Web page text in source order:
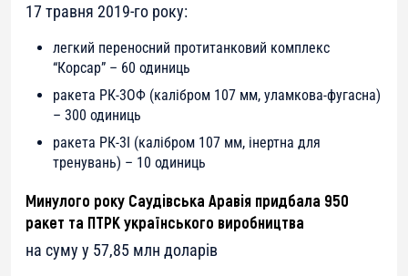
17 травня 2019-го року:
легкий переносний протитанковий комплекс
“Корсар” – 60 одиниць
ракета РК-3ОФ (калібром 107 мм, уламкова-фугасна)
– 300 одиниць
ракета РК-3І (калібром 107 мм, інертна для
тренувань) – 10 одиниць
Минулого року Саудівська Аравія придбала 950
ракет та ПТРК українського виробництва
на суму у 57,85 млн доларів